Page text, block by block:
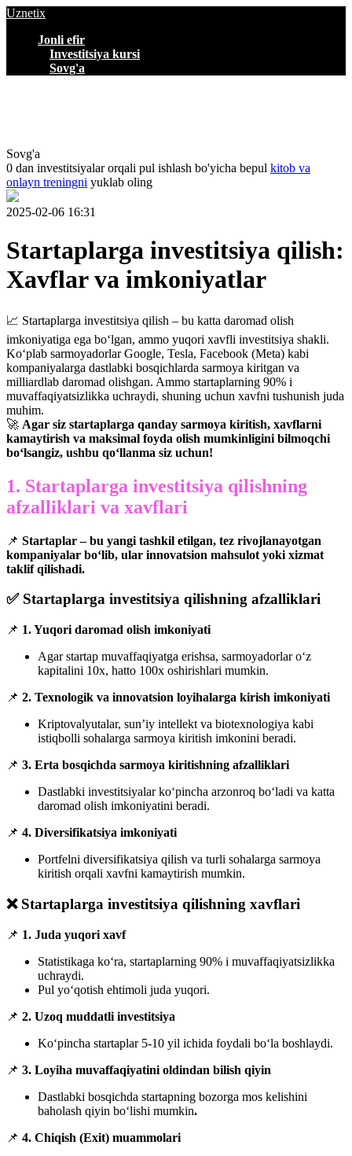
Uznetix
Jonli efir
Investitsiya kursi
Sovg'a
Sovg'a
0 dan investitsiyalar orqali pul ishlash bo'yicha bepul kitob va
onlayn treningni yuklab oling
2025-02-06 16:31
Startaplarga investitsiya qilish:
Xavflar va imkoniyatlar
📈 Startaplarga investitsiya qilish – bu katta daromad olish
imkoniyatiga ega bo‘lgan, ammo yuqori xavfli investitsiya shakli.
Ko‘plab sarmoyadorlar Google, Tesla, Facebook (Meta) kabi
kompaniyalarga dastlabki bosqichlarda sarmoya kiritgan va
milliardlab daromad olishgan. Ammo startaplarning 90% i
muvaffaqiyatsizlikka uchraydi, shuning uchun xavfni tushunish juda
muhim.
🚀 Agar siz startaplarga qanday sarmoya kiritish, xavflarni
kamaytirish va maksimal foyda olish mumkinligini bilmoqchi
bo‘lsangiz, ushbu qo‘llanma siz uchun!
1. Startaplarga investitsiya qilishning
afzalliklari va xavflari
📌 Startaplar – bu yangi tashkil etilgan, tez rivojlanayotgan
kompaniyalar bo‘lib, ular innovatsion mahsulot yoki xizmat
taklif qilishadi.
✅ Startaplarga investitsiya qilishning afzalliklari
📌 1. Yuqori daromad olish imkoniyati
Agar startap muvaffaqiyatga erishsa, sarmoyadorlar o‘z
kapitalini 10x, hatto 100x oshirishlari mumkin.
📌 2. Texnologik va innovatsion loyihalarga kirish imkoniyati
Kriptovalyutalar, sun’iy intellekt va biotexnologiya kabi
istiqbolli sohalarga sarmoya kiritish imkonini beradi.
📌 3. Erta bosqichda sarmoya kiritishning afzalliklari
Dastlabki investitsiyalar ko‘pincha arzonroq bo‘ladi va katta
daromad olish imkoniyatini beradi.
📌 4. Diversifikatsiya imkoniyati
Portfelni diversifikatsiya qilish va turli sohalarga sarmoya
kiritish orqali xavfni kamaytirish mumkin.
❌ Startaplarga investitsiya qilishning xavflari
📌 1. Juda yuqori xavf
Statistikaga ko‘ra, startaplarning 90% i muvaffaqiyatsizlikka
uchraydi.
Pul yo‘qotish ehtimoli juda yuqori.
📌 2. Uzoq muddatli investitsiya
Ko‘pincha startaplar 5-10 yil ichida foydali bo‘la boshlaydi.
📌 3. Loyiha muvaffaqiyatini oldindan bilish qiyin
Dastlabki bosqichda startapning bozorga mos kelishini
baholash qiyin bo‘lishi mumkin.
📌 4. Chiqish (Exit) muammolari